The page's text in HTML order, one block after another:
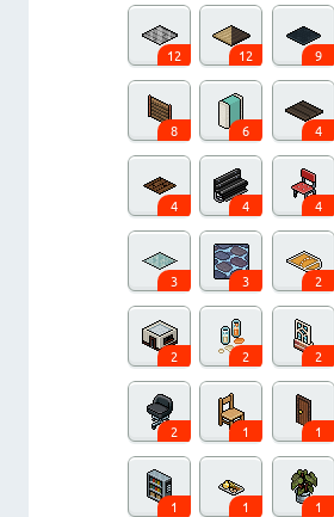
12 12 9
8 6 4
4 4 4
3 3 2
2 2 2
2 1 1
1 1 1